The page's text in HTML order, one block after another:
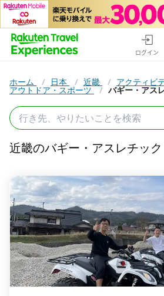
ログイン
ホーム / 日本 / 近畿 / アクティビ
アウトドア・スポーツ / バギー・アス
近畿のバギー・アスレチッ